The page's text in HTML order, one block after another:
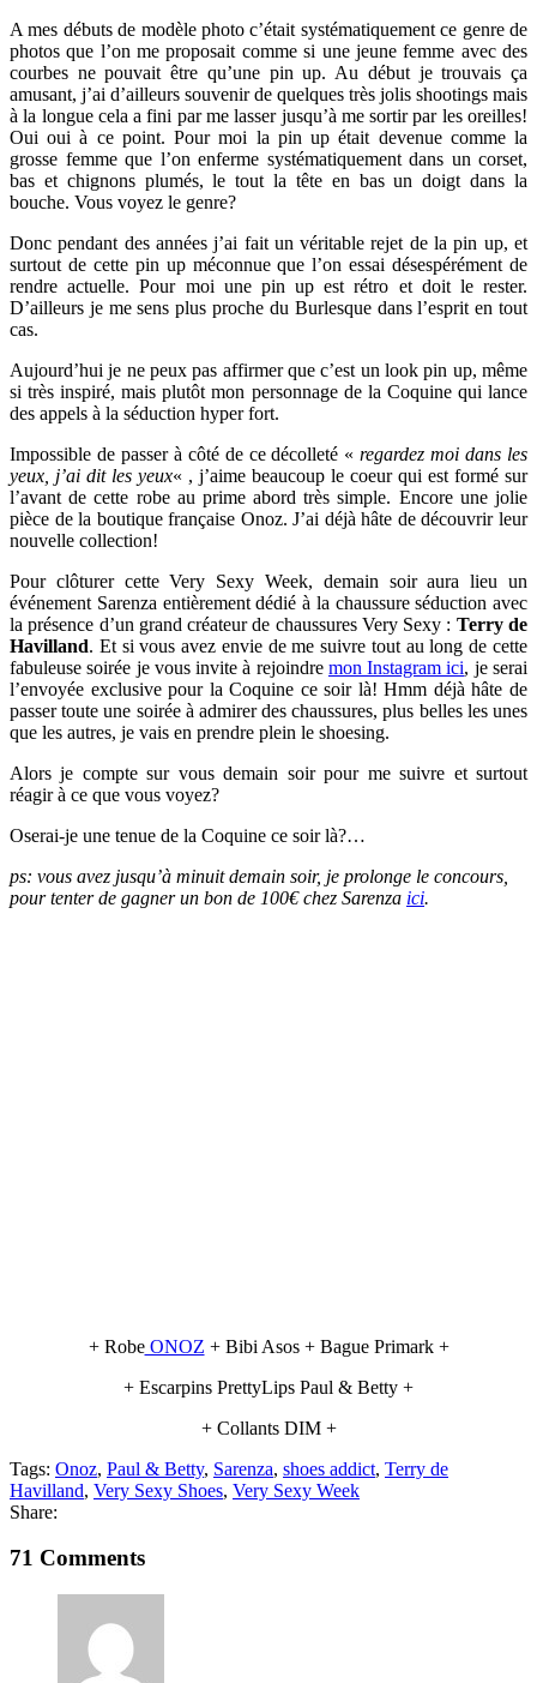
A mes débuts de modèle photo c’était systématiquement ce genre de
photos que l’on me proposait comme si une jeune femme avec des
courbes ne pouvait être qu’une pin up. Au début je trouvais ça
amusant, j’ai d’ailleurs souvenir de quelques très jolis shootings mais
à la longue cela a fini par me lasser jusqu’à me sortir par les oreilles!
Oui oui à ce point. Pour moi la pin up était devenue comme la
grosse femme que l’on enferme systématiquement dans un corset,
bas et chignons plumés, le tout la tête en bas un doigt dans la
bouche. Vous voyez le genre?
Donc pendant des années j’ai fait un véritable rejet de la pin up, et
surtout de cette pin up méconnue que l’on essai désespérément de
rendre actuelle. Pour moi une pin up est rétro et doit le rester.
D’ailleurs je me sens plus proche du Burlesque dans l’esprit en tout
cas.
Aujourd’hui je ne peux pas affirmer que c’est un look pin up, même
si très inspiré, mais plutôt mon personnage de la Coquine qui lance
des appels à la séduction hyper fort.
Impossible de passer à côté de ce décolleté «regardez moi dans les
yeux, j’ai dit les yeux« , j’aime beaucoup le coeur qui est formé sur
l’avant de cette robe au prime abord très simple. Encore une jolie
pièce de la boutique française Onoz. J’ai déjà hâte de découvrir leur
nouvelle collection!
Pour clôturer cette Very Sexy Week, demain soir aura lieu un
événement Sarenza entièrement dédié à la chaussure séduction avec
la présence d’un grand créateur de chaussures Very Sexy : Terry de
Havilland. Et si vous avez envie de me suivre tout au long de cette
fabuleuse soirée je vous invite à rejoindre mon Instagram ici, je serai
l’envoyée exclusive pour la Coquine ce soir là! Hmm déjà hâte de
passer toute une soirée à admirer des chaussures, plus belles les unes
que les autres, je vais en prendre plein le shoesing.
Alors je compte sur vous demain soir pour me suivre et surtout
réagir à ce que vous voyez?
Oserai-je une tenue de la Coquine ce soir là?…
ps: vous avez jusqu’à minuit demain soir, je prolonge le concours,
pour tenter de gagner un bon de 100€ chez Sarenza ici.
+ RobeONOZ + Bibi Asos + Bague Primark +
+ Escarpins PrettyLips Paul & Betty +
+ Collants DIM +
Tags: Onoz, Paul & Betty, Sarenza, shoes addict, Terry de
Havilland, Very Sexy Shoes, Very Sexy Week
Share:
71 Comments